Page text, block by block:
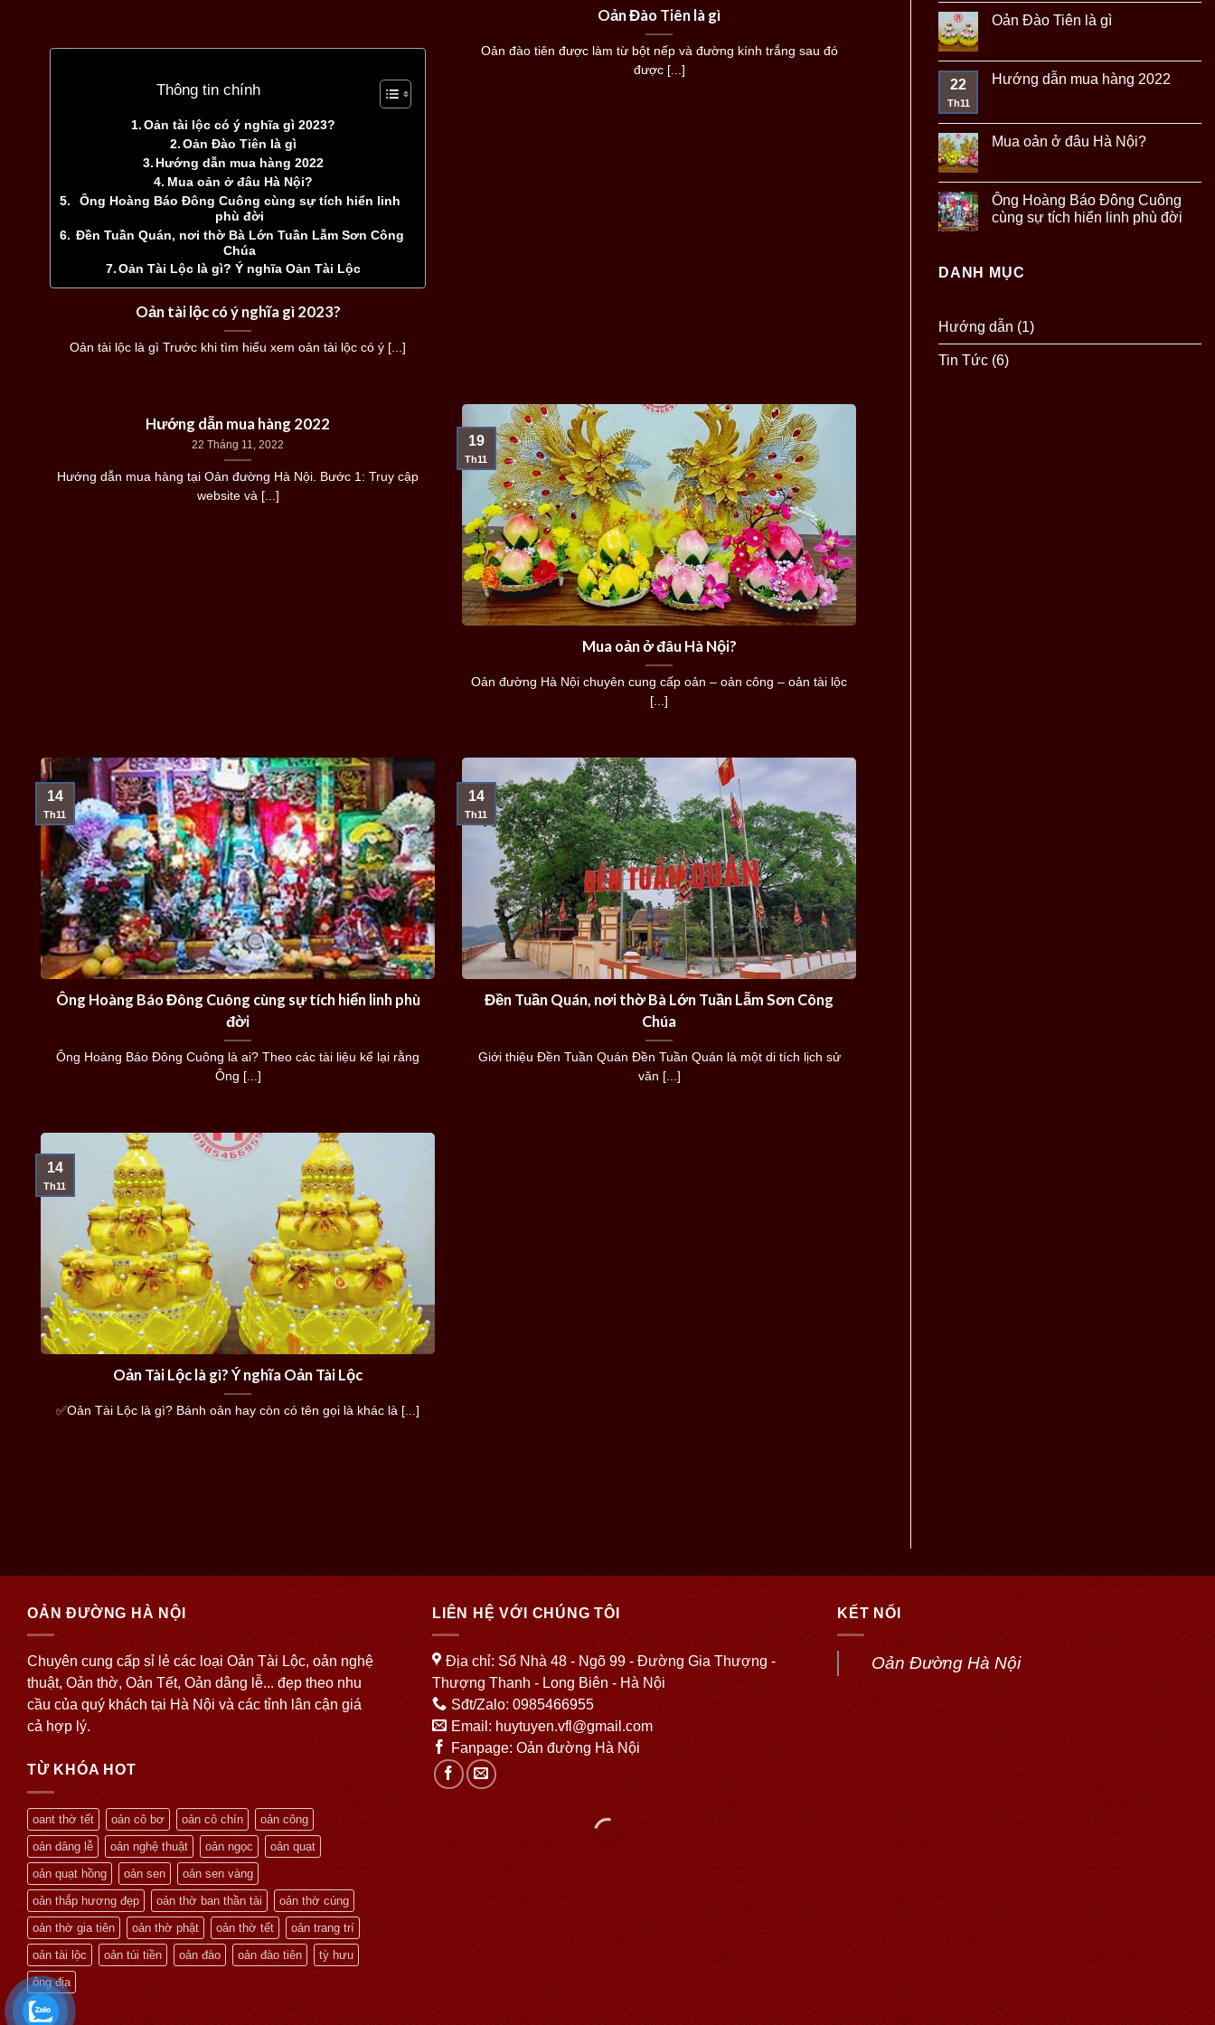
Thông tin chính
Oản tài lộc có ý nghĩa gì 2023?
Oản Đào Tiên là gì
Hướng dẫn mua hàng 2022
Mua oản ở đâu Hà Nội?
Ông Hoàng Báo Đông Cuông cùng sự tích hiển linh
phù đời
Đền Tuần Quán, nơi thờ Bà Lớn Tuần Lẫm Sơn Công
Chúa
Oản Tài Lộc là gì? Ý nghĩa Oản Tài Lộc
Oản tài lộc có ý nghĩa gì 2023?
Oản tài lộc là gì Trước khi tìm hiểu xem oản tài lộc có ý [...]
Oản Đào Tiên là gì
Oản đào tiên được làm từ bột nếp và đường kính trắng sau đó
được [...]
Hướng dẫn mua hàng 2022
22 Tháng 11, 2022
Hướng dẫn mua hàng tại Oản đường Hà Nội. Bước 1: Truy cập
website và [...]
Mua oản ở đâu Hà Nội?
Oản đường Hà Nội chuyên cung cấp oản – oản công – oản tài lộc
[...]
19
Th11
Ông Hoàng Báo Đông Cuông cùng sự tích hiển linh phù
đời
Ông Hoàng Báo Đông Cuông là ai? Theo các tài liệu kể lại rằng
Ông [...]
14
Th11
Đền Tuần Quán, nơi thờ Bà Lớn Tuần Lẫm Sơn Công
Chúa
Giới thiệu Đền Tuần Quán Đền Tuần Quán là một di tích lịch sử
văn [...]
14
Th11
Oản Tài Lộc là gì? Ý nghĩa Oản Tài Lộc
✅Oản Tài Lộc là gì? Bánh oản hay còn có tên gọi là khác là [...]
14
Th11
Oản Đào Tiên là gì
22
Th11
Hướng dẫn mua hàng 2022
Mua oản ở đâu Hà Nội?
Ông Hoàng Báo Đông Cuông
cùng sự tích hiển linh phù đời
DANH MỤC
Hướng dẫn (1)
Tin Tức (6)
OẢN ĐƯỜNG HÀ NỘI
Chuyên cung cấp sỉ lẻ các loại Oản Tài Lộc, oản nghệ
thuật, Oản thờ, Oản Tết, Oản dâng lễ... đẹp theo nhu
cầu của quý khách tại Hà Nội và các tỉnh lân cận giá
cả hợp lý.
TỪ KHÓA HOT
oant thờ tết oản cô bơ oản cô chín
oản công
oản dâng lễ
oản nghệ thuật oản ngọc
oản quạt
oản quạt hồng
oản sen
oản sen vàng
oản thắp hương đẹp
oản thờ ban thần tài
oản thờ cúng
oản thờ gia tiên
oản thờ phật oản thờ tết
oản trang trí
oản tài lộc
oản túi tiền oản đào oản đào tiên
tỳ hưu
ông địa
LIÊN HỆ VỚI CHÚNG TÔI
Địa chỉ: Số Nhà 48 - Ngõ 99 - Đường Gia Thượng -
Thượng Thanh - Long Biên - Hà Nội
Sđt/Zalo:0985466955
Email: huytuyen.vfl@gmail.com
Fanpage:Oản đường Hà Nội
KẾT NỐI
Oản Đường Hà Nội